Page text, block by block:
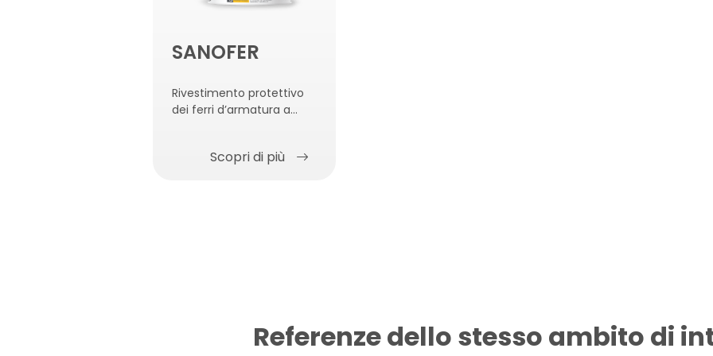
SANOFER
Rivestimento protettivo
dei ferri d’armatura a
Scopri di più
Referenze dello stesso ambito di